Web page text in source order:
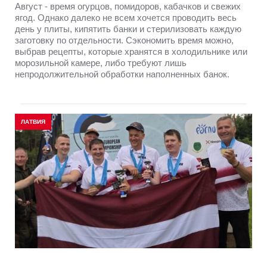
Август - время огурцов, помидоров, кабачков и свежих
ягод. Однако далеко не всем хочется проводить весь
день у плиты, кипятить банки и стерилизовать каждую
заготовку по отдельности. Сэкономить время можно,
выбрав рецепты, которые хранятся в холодильнике или
морозильной камере, либо требуют лишь
непродолжительной обработки наполненных банок.
ЛАТВИЯ